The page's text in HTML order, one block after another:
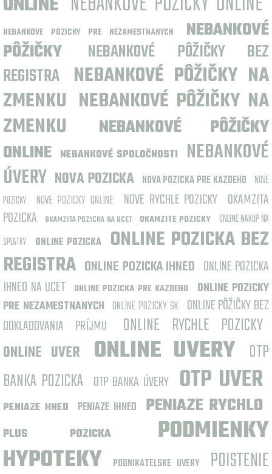
NEBANKOVE POZICKY PRE NEZAMESTNANYCH
NEBANKOVÉ
PÔŽIČKY
NEBANKOVÉ PÔŽIČKY BEZ
REGISTRA NEBANKOVÉ PÔŽIČKY NA
ZMENKU NEBANKOVÉ PÔŽIČKY NA
ZMENKU
NEBANKOVÉ PÔŽIČKY
ONLINE NEBANKOVÉ SPOLOČNOSTI
NEBANKOVÉ
ÚVERY NOVA POZICKA NOVA POZICKA PRE KAZDEHO NOVE
POZICKY
NOVE POZICKY ONLINE NOVE RYCHLE POZICKY OKAMZITA
POZICKA
OKAMZITA POZICKA NA UCET OKAMZITE POZICKY
ONLINE NAKUP NA
SPLATKY
ONLINE POZICKA
ONLINE POZICKA BEZ
REGISTRA ONLINE POZICKA IHNED ONLINE POZICKA
IHNED NA UCET
ONLINE POZICKA PRE KAZDEHO
ONLINE POZICKY
PRE NEZAMESTNANYCH ONLINE POZICKY SK ONLINE PÔŽIČKY BEZ
DOKLADOVANIA PRÍJMU
ONLINE RYCHLE POZICKY
ONLINE UVER ONLINE UVERY OTP
BANKA POZICKA OTP BANKA ÚVERY OTP UVER
PENIAZE HNED PENIAZE IHNED PENIAZE RYCHLO
PLUS POZICKA
PODMIENKY
HYPOTEKY
PODNIKATELSKE UVERY
POISTENIE